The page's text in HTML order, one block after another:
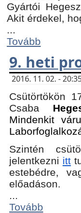
Gyártói
Akit érdekel,
...
Tovább
9. heti
2016. 11. 02. -
Csütörtökön
Csaba
Mindenkit
Szintén
jelentkezni itt
estebédre,
előadáson.
...
Tovább